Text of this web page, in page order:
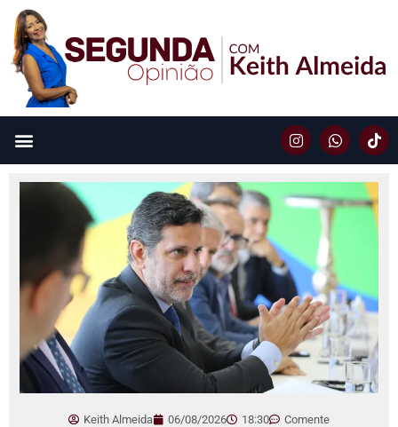
Keith Almeida 06/08/2026 18:30 Comente